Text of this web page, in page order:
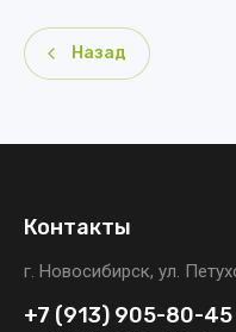
Назад
Контакты
г. Новосибирск, ул.
+7 (913) 905-80-45